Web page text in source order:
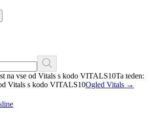
na vse od Vitals s kodo VITALS10Ta teden:
Vitals s kodo VITALS10Ogled Vitals →